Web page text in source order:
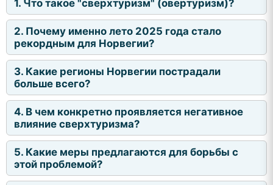
1. Что такое "сверхтуризм" (овертуризм)?
2. Почему именно лето 2025 года стало
рекордным для Норвегии?
3. Какие регионы Норвегии пострадали
больше всего?
4. В чем конкретно проявляется негативное
влияние сверхтуризма?
5. Какие меры предлагаются для борьбы с
этой проблемой?